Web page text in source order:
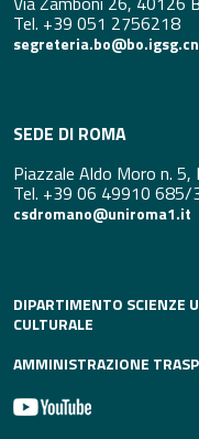
Tel. +39 051 2756218
SEDE DI ROMA
Piazzale Aldo Moro n. 5,
Tel. +39 06 49910 685/
csdromano@uniroma1.it
DIPARTIMENTO SCIENZE
CULTURALE
AMMINISTRAZIONE